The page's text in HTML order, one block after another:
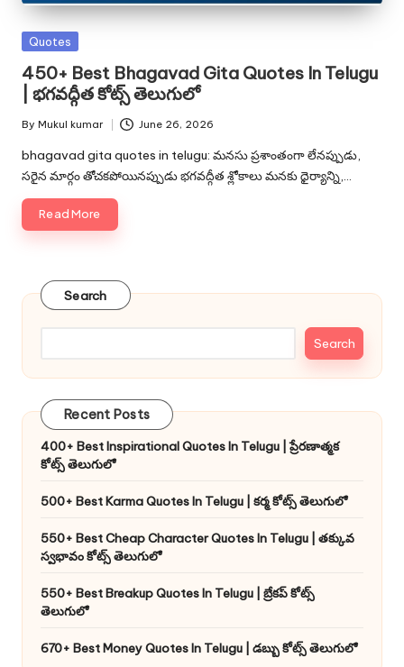
Posted
Quotes
450+ Best Bhagavad Gita Quotes In Telugu
| భగవద్గీత కోట్స్ తెలుగులో
Posted
by
By Mukul kumar June 26, 2026
bhagavad gita quotes in telugu: మనసు ప్రశాంతంగా లేనప్పుడు,
సరైన మార్గం తోచకపోయినప్పుడు భగవద్గీత శ్లోకాలు మనకు ధైర్యాన్ని,…
Read More
Search
Search
Recent Posts
400+ Best Inspirational Quotes In Telugu | ప్రేరణాత్మక
కోట్స్ తెలుగులో
500+ Best Karma Quotes In Telugu | కర్మ కోట్స్ తెలుగులో
550+ Best Cheap Character Quotes In Telugu | తక్కువ
స్వభావం కోట్స్ తెలుగులో
550+ Best Breakup Quotes In Telugu | బ్రేకప్ కోట్స్
తెలుగులో
670+ Best Money Quotes In Telugu | డబ్బు కోట్స్ తెలుగులో